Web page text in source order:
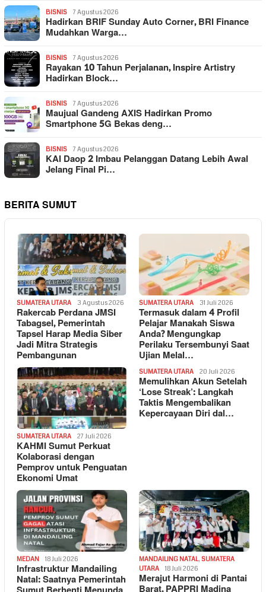
BISNIS 7 Agustus 2026
Hadirkan BRIF Sunday Auto Corner, BRI Finance
Mudahkan Warga…
BISNIS 7 Agustus 2026
Rayakan 10 Tahun Perjalanan, Inspire Artistry
Hadirkan Block…
BISNIS 7 Agustus 2026
Maujual Gandeng AXIS Hadirkan Promo
Smartphone 5G Bekas deng…
BISNIS 7 Agustus 2026
KAI Daop 2 Imbau Pelanggan Datang Lebih Awal
Jelang Final Pi…
BERITA SUMUT
SUMATERA UTARA 3 Agustus 2026
Rakercab Perdana JMSI
Tabagsel, Pemerintah
Tapsel Harap Media Siber
Jadi Mitra Strategis
Pembangunan
SUMATERA UTARA 31 Juli 2026
Termasuk dalam 4 Profil
Pelajar Manakah Siswa
Anda? Mengungkap
Perilaku Tersembunyi Saat
Ujian Melal…
SUMATERA UTARA 27 Juli 2026
KAHMI Sumut Perkuat
Kolaborasi dengan
Pemprov untuk Penguatan
Ekonomi Umat
SUMATERA UTARA 20 Juli 2026
Memulihkan Akun Setelah
‘Lose Streak’: Langkah
Taktis Mengembalikan
Kepercayaan Diri dal…
MEDAN 18 Juli 2026
Infrastruktur Mandailing
Natal: Saatnya Pemerintah
MANDAILING NATAL, SUMATERA
UTARA
18 Juli 2026
Merajut Harmoni di Pantai